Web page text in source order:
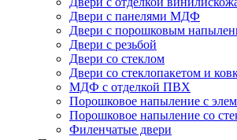
Двери с панелями МДФ
Двери с порошковым
Двери с резьбой
Двери со стеклом
Двери со стеклопакетом и
МДФ с отделкой ПВХ
Порошковое напыление с
Порошковое напыление со
Филенчатые двери